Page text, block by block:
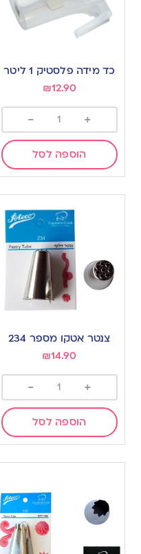
כד מידה פלסטיק 1 ליטר
₪12.90
+
-
הוספה לסל
צנטר אטקו מספר 234
₪14.90
+
-
הוספה לסל